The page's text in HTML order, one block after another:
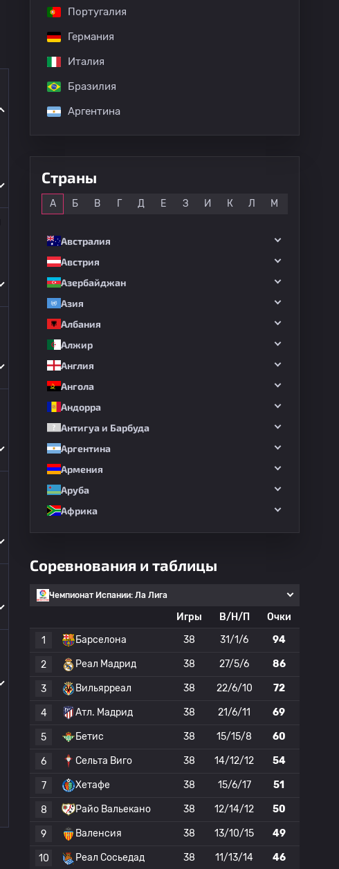
Португалия
Германия
Италия
Бразилия
Аргентина
Страны
А Б В Г Д Е З И К Л М
Австралия
Австрия
Азербайджан
Азия
Албания
Алжир
Англия
Ангола
Андорра
Антигуа и Барбуда
Аргентина
Армения
Аруба
Африка
Соревнования и таблицы
Чемпионат Испании: Ла Лига
Игры В/Н/П
Очки
1
Барселона 38 31/1/6 94
2 Реал Мадрид 38 27/5/6 86
3 Вильярреал 38 22/6/10 72
4 Атл. Мадрид 38 21/6/11 69
5 Бетис 38 15/15/8 60
6 Сельта Виго 38 14/12/12 54
7 Хетафе 38 15/6/17 51
8 Райо Вальекано 38 12/14/12 50
9 Валенсия 38 13/10/15 49
10 Реал Сосьедад 38 11/13/14 46